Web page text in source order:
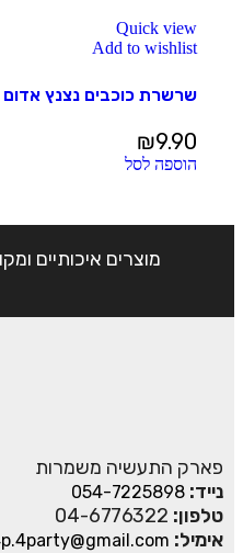
Quick view
Add to wishlist
שרשרת כוכבים נצנץ אדום
₪9.90
הוספה לסל
מוצרים איכותיים
פארק התעשיה משמרות
נייד: 054-7225898
טלפון: 04-6776322
אימיל: